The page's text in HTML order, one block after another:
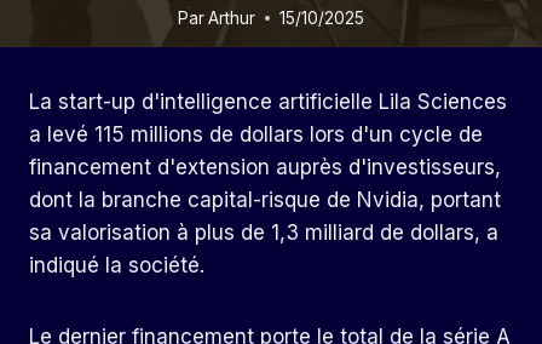
ParArthur 15/10/2025
La start-up d'intelligence artificielle Lila Sciences
a levé 115 millions de dollars lors d'un cycle de
financement d'extension auprès d'investisseurs,
dont la branche capital-risque de Nvidia, portant
sa valorisation à plus de 1,3 milliard de dollars, a
indiqué la société.
Le dernier financement porte le total de la série A